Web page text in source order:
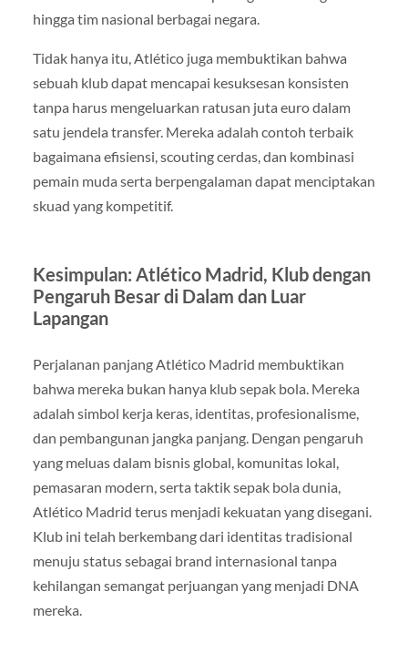
hingga tim nasional berbagai negara.
Tidak hanya itu, Atlético juga membuktikan bahwa
sebuah klub dapat mencapai kesuksesan konsisten
tanpa harus mengeluarkan ratusan juta euro dalam
satu jendela transfer. Mereka adalah contoh terbaik
bagaimana efisiensi, scouting cerdas, dan kombinasi
pemain muda serta berpengalaman dapat menciptakan
skuad yang kompetitif.
Kesimpulan: Atlético Madrid, Klub dengan
Pengaruh Besar di Dalam dan Luar
Lapangan
Perjalanan panjang Atlético Madrid membuktikan
bahwa mereka bukan hanya klub sepak bola. Mereka
adalah simbol kerja keras, identitas, profesionalisme,
dan pembangunan jangka panjang. Dengan pengaruh
yang meluas dalam bisnis global, komunitas lokal,
pemasaran modern, serta taktik sepak bola dunia,
Atlético Madrid terus menjadi kekuatan yang disegani.
Klub ini telah berkembang dari identitas tradisional
menuju status sebagai brand internasional tanpa
kehilangan semangat perjuangan yang menjadi DNA
mereka.